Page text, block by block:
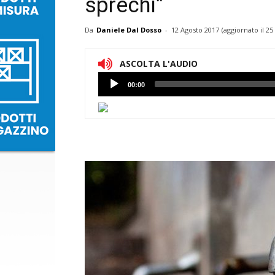
sprechi”
Da Daniele Dal Dosso - 12 Agosto 2017 (aggiornato il
ASCOLTA L'AUDIO
Lettore
Audio
00:00